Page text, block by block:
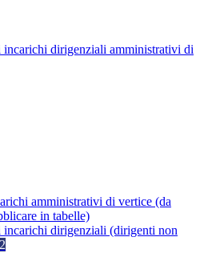
dirigenziali amministrativi di
amministrativi di vertice (da
in tabelle)
dirigenziali (dirigenti non
2